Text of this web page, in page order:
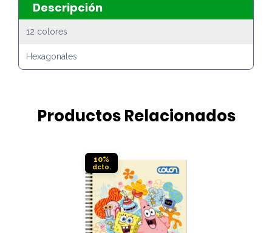
Descripción
12 colores
Hexagonales
Productos Relacionados
10%